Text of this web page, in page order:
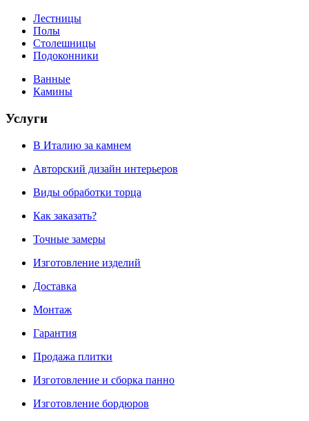
Лестницы
Полы
Столешницы
Подоконники
Ванные
Камины
Услуги
В Италию за камнем
Авторский дизайн интерьеров
Виды обработки торца
Как заказать?
Точные замеры
Изготовление изделий
Доставка
Монтаж
Гарантия
Продажа плитки
Изготовление и сборка панно
Изготовление бордюров